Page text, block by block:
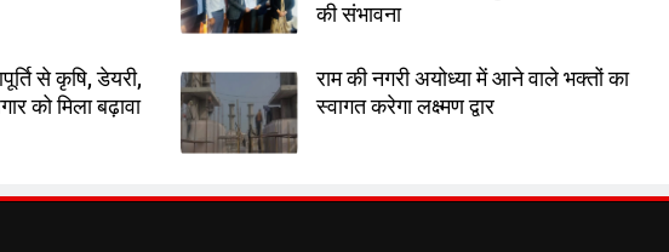
की संभावना
से कृषि, डेयरी,
को मिला बढ़ावा
राम की नगरी अयोध्या में आने वाले भक्तों का
स्वागत करेगा लक्ष्मण द्वार